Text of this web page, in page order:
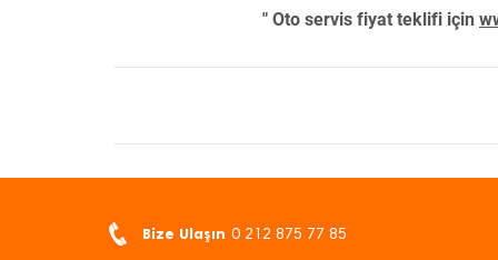
" Oto servis fiyat teklifi için
Bize Ulaşın 0 212 875 77 85